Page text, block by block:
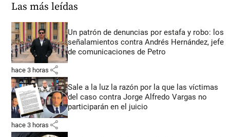
Las más leídas
Un patrón de denuncias por estafa y robo: los
señalamientos contra Andrés Hernández, jefe
de comunicaciones de Petro
hace 3 horas share
Sale a la luz la razón por la que las víctimas
del caso contra Jorge Alfredo Vargas no
participarán en el juicio
hace 3 horas share